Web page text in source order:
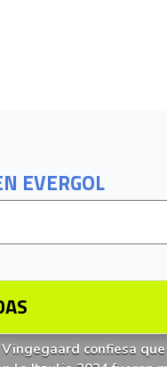
EVERGOL
Vingegaard confiesa